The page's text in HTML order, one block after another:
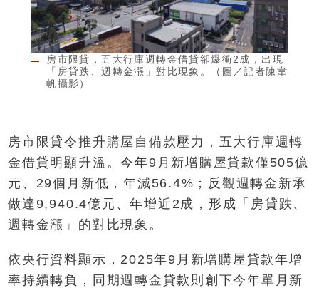
房市限貸，五大行庫週轉金借貸卻爆衝2成，出現
「房貸跌、週轉金漲」對比現象。（圖／記者陳韋
帆攝影）
房市限貸令推升購屋自備款壓力，五大行庫週轉
金借貸明顯升溫。今年9月新增購屋貸款僅505億
元、29個月新低，年減56.4%；反觀週轉金新承
做達9,940.4億元、年增近2成，形成「房貸跌、
週轉金漲」的對比現象。
依央行資料顯示，2025年9月新增購屋貸款年增
率持續轉負，同期週轉金貸款則創下今年單月新